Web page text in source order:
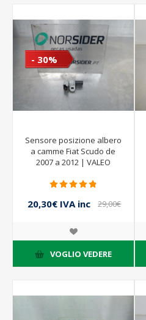
- 30%
Sensore posizione albero
a camme Fiat Scudo de
2007 a 2012 | VALEO
20,30€ IVA inc
29,00€
VOGLIO VEDERE